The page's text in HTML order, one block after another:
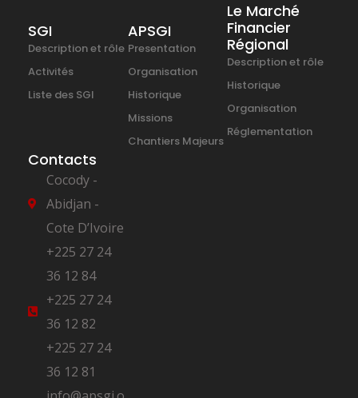
SGI
Description et rôle
Activités
Liste des SGI
APSGI
Presentation
Organisation
Historique
Missions
Chantiers Majeurs
Le Marché
Financier
Régional
Description et rôle
Historique
Organisation
Réglementation
Contacts
Cocody -
Abidjan -
Cote D’Ivoire
+225 27 24
36 12 84
+225 27 24
36 12 82
+225 27 24
36 12 81